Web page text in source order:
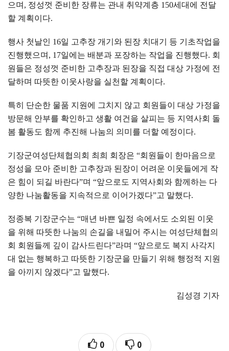
으며 , 정성껏 준비한 장류는 관내 취약계층 150세대에 전달
할 계획이다.
행사 첫날인 16일 고추장 개기와 된장 치대기 등 기초작업을
진행했으며 , 17일에는 배분과 포장하는 작업을 진행했다. 회
원들은 정성껏 준비한 고추장과 된장을 직접 대상 가정에 전
달하며 따뜻한 이웃사랑을 실천할 계획이다.
특히 단순한 물품 지원에 그치지 않고 회원들이 대상 가정을
방문해 안부를 확인하고 생활 여건을 살피는 등 지역사회 돌
봄 활동도 함께 추진해 나눔의 의미를 더할 예정이다.
기장군여성단체협의회 최희 회장은 “회원들이 한마음으로
정성을 모아 준비한 고추장과 된장이 어려운 이웃들에게 작
은 힘이 되길 바란다”며 “앞으로도 지역사회와 함께하는 다
양한 나눔활동을 지속적으로 이어가겠다”고 말했다.
정종복 기장군수는 “매년 바쁜 일정 속에서도 소외된 이웃
을 위해 따뜻한 나눔의 손길을 내밀어 주시는 여성단체협의
회 회원들께 깊이 감사드린다”라며 “앞으로도 복지 사각지
대 없는 행복하고 따뜻한 기장군을 만들기 위해 행정적 지원
을 아끼지 않겠다”고 말했다.
김성경 기자
0 0